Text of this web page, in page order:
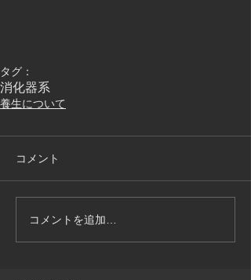
タグ：
消化器系
養生について
コメント
コメントを追加…